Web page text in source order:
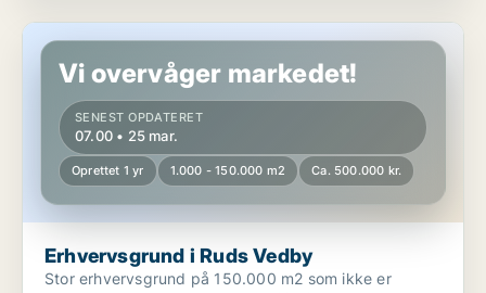
Erhvervsgrund i Ruds Vedby
Vi overvåger markedet!
SENEST OPDATERET
07.00 • 25 mar.
Oprettet 1 yr 1.000 - 150.000 m2 Ca. 500.000 kr.
Erhvervsgrund i Ruds Vedby
Stor erhvervsgrund på 150.000 m2 som ikke er